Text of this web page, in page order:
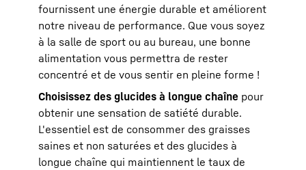
fournissent une énergie durable et améliorent
notre niveau de performance. Que vous soyez
à la salle de sport ou au bureau, une bonne
alimentation vous permettra de rester
concentré et de vous sentir en pleine forme !
Choisissez des glucides à longue chaîne pour
obtenir une sensation de satiété durable.
L'essentiel est de consommer des graisses
saines et non saturées et des glucides à
longue chaîne qui maintiennent le taux de